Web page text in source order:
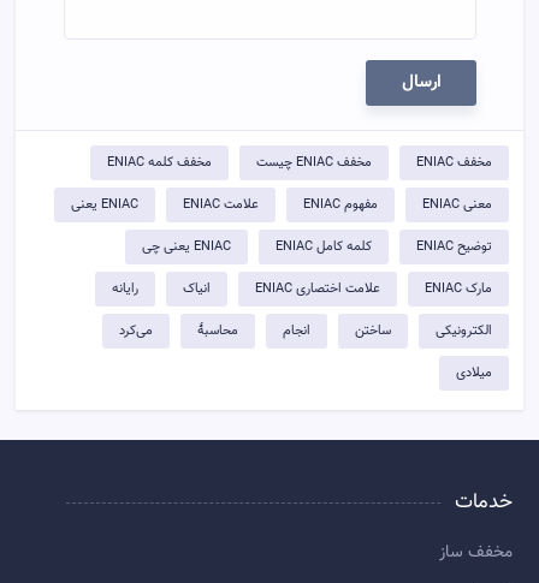
ارسال
مخفف ENIAC مخفف ENIAC چیست مخفف کلمه ENIAC
معنی ENIAC مفهوم ENIAC علامت ENIAC ENIAC یعنی
توضيح ENIAC کلمه کامل ENIAC ENIAC یعنی چی
مارک ENIAC علامت اختصاری ENIAC انیاک رایانه
الکترونیکی ساختن انجام محاسبهٔ می‌کرد
میلادی
خدمات
مخفف ساز